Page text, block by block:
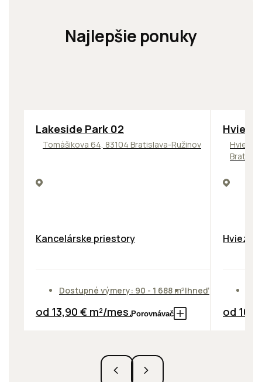
Najlepšie ponuky
ODPORÚČAME
Lakeside Park 02
Tomášikova 64, 83104 Bratislava-Ružinov
Kancelárske priestory
Dostupné výmery: 90 - 1 688 m²Ihneď
od 13,90 € m²/mes.Porovnávač od